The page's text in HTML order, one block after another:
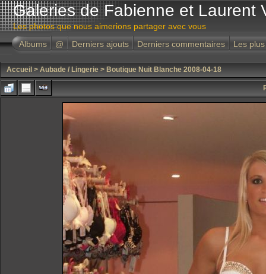
Galeries de Fabienne et Laurent
Les photos que nous aimerions partager avec vous
Albums
@ Derniers ajouts Derniers commentaires Les
Accueil > Aubade / Lingerie > Boutique Nuit Blanche 2008-04-18